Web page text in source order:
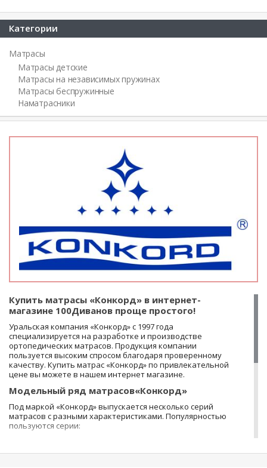
Категории
Матрасы
Матрасы детские
Матрасы на независимых пружинах
Матрасы беспружинные
Наматрасники
Купить матрасы «Конкорд» в интернет-
магазине 100Диванов проще простого!
Уральская компания «Конкорд» с 1997 года
специализируется на разработке и производстве
ортопедических матрасов. Продукция компании
пользуется высоким спросом благодаря проверенному
качеству. Купить матрас «Конкорд» по привлекательной
цене вы можете в нашем интернет магазине.
Модельный ряд матрасов«Конкорд»
Под маркой «Конкорд» выпускается несколько серий
матрасов с разными характеристиками. Популярностью
пользуются серии:
пружинного блока «Боннель»;